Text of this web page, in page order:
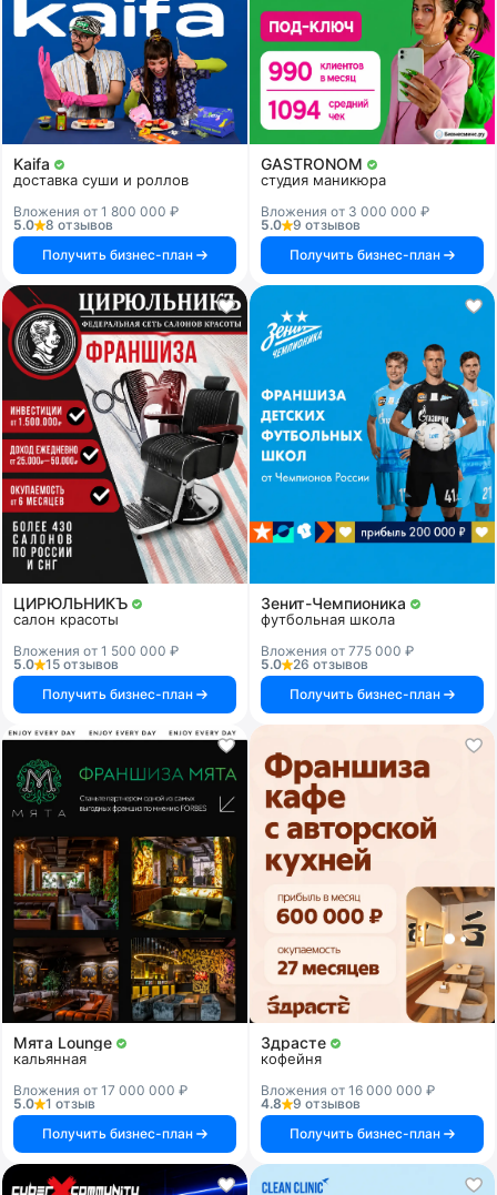
Kaifa
доставка суши и роллов
Вложения от 1 800 000 ₽
5.0
8 отзывов
Получить бизнес-план
GASTRONOM
студия маникюра
Вложения от 3 000 000 ₽
5.0
9 отзывов
Получить бизнес-план
ЦИРЮЛЬНИКЪ
салон красоты
Вложения от 1 500 000 ₽
5.0
15 отзывов
Получить бизнес-план
Зенит-Чемпионика
футбольная школа
Вложения от 775 000 ₽
5.0
26 отзывов
Получить бизнес-план
Мята Lounge
кальянная
Вложения от 17 000 000 ₽
5.0
1 отзыв
Получить бизнес-план
Здрасте
кофейня
Вложения от 16 000 000 ₽
4.8
9 отзывов
Получить бизнес-план